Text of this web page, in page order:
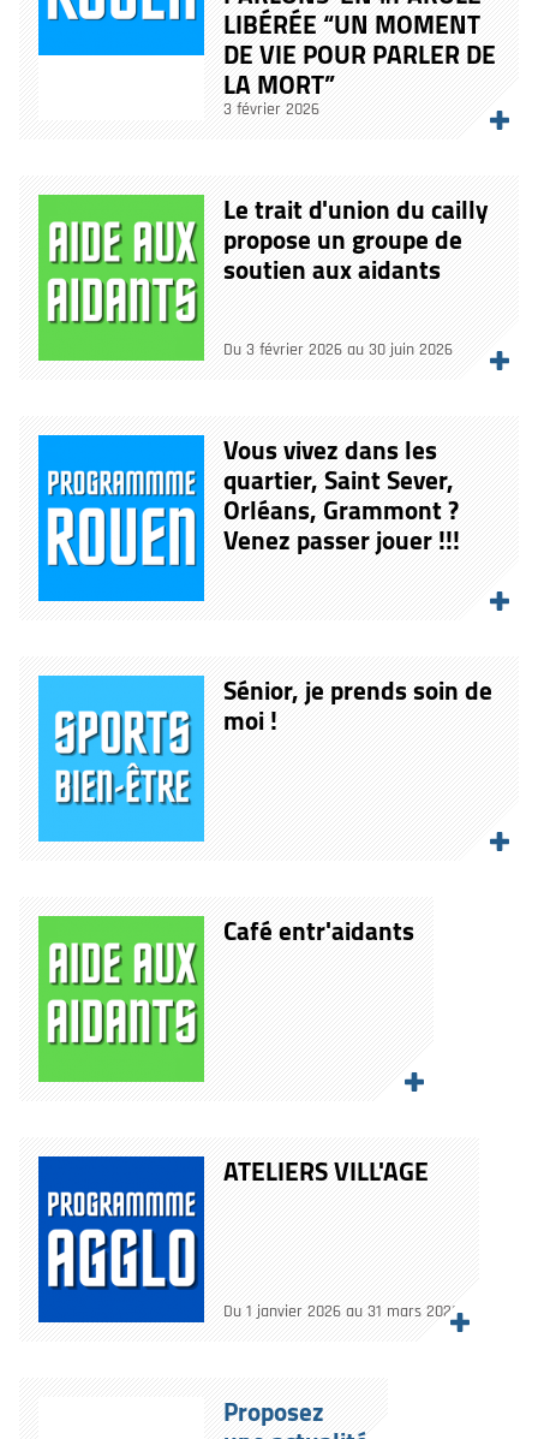
LIBÉRÉE “UN MOMENT
DE VIE POUR PARLER DE
LA MORT”
3 février 2026
Le trait d'union du cailly
propose un groupe de
soutien aux aidants
Du 3 février 2026 au 30 juin 2026
Vous vivez dans les
quartier, Saint Sever,
Orléans, Grammont ?
Venez passer jouer !!!
Sénior, je prends soin de
moi !
Café entr'aidants
ATELIERS VILL'AGE
Du 1 janvier 2026 au 31 mars 2026
Proposez